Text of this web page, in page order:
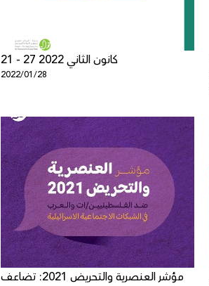
21 - 27 كانون الثاني 2022
2022/01/28
مؤشر العنصرية والتحريض 2021: تضاعف